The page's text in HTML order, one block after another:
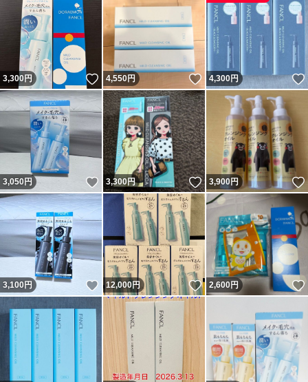
3,300円 いいね！
4,550円 いいね！
4,300円
3,050円 いいね！
3,300円 いいね！
3,900円
3,100 円 いいね！
12,000円 いいね！
2,600円